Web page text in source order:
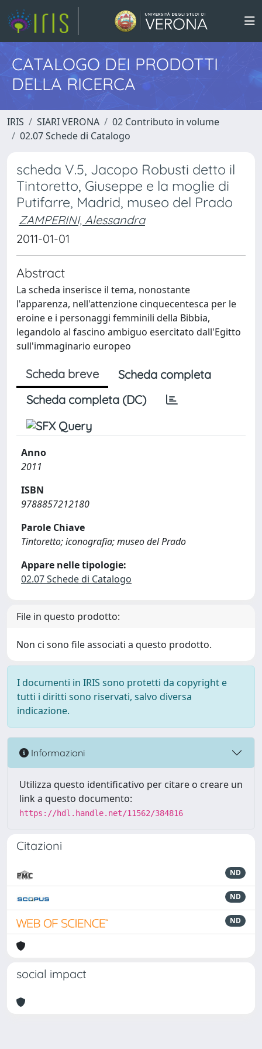
CATALOGO DEI PRODOTTI
DELLA RICERCA
IRIS SIARI VERONA
02 Contributo in volume
02.07 Schede di Catalogo
scheda V.5, Jacopo Robusti detto il
Tintoretto, Giuseppe e la moglie di
Putifarre, Madrid, museo del Prado
ZAMPERINI, Alessandra
2011-01-01
Abstract
La scheda inserisce il tema, nonostante
l'apparenza, nell'attenzione cinquecentesca per le
eroine e i personaggi femminili della Bibbia,
legandolo al fascino ambiguo esercitato dall'Egitto
sull'immaginario europeo
Scheda breve
Scheda completa
Scheda completa (DC)
Anno
2011
ISBN
9788857212180
Parole Chiave
Tintoretto; iconografia; museo del Prado
Appare nelle tipologie:
02.07 Schede di Catalogo
File in questo prodotto:
Non ci sono file associati a questo prodotto.
I documenti in IRIS sono protetti da copyright e
tutti i diritti sono riservati, salvo diversa
indicazione.
Informazioni
Utilizza questo identificativo per citare o creare un
link a questo documento:
https://hdl.handle.net/11562/384816
Citazioni
ND
ND
ND
social impact